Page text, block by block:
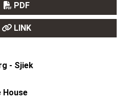
PDF
LINK
- Sjiek
House